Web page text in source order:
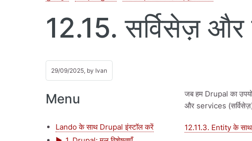
12.15. सर्विसेज़
29/09/2025, by Ivan
Menu
Lando के साथ Drupal इंस्टॉल करें
जब हम Drupal का
और services
12.11.3. Entity के